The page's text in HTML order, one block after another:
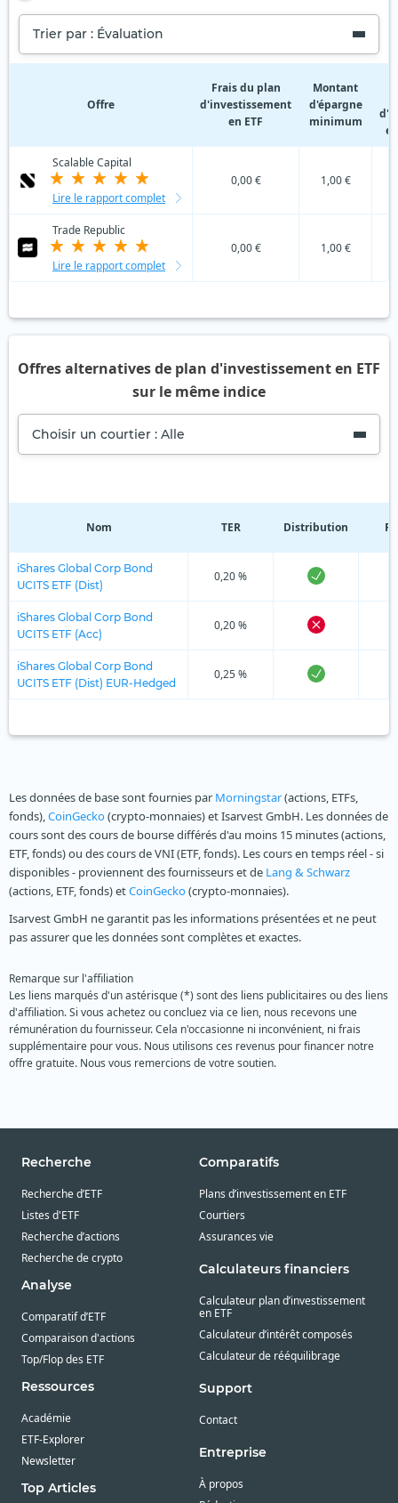
Trier par : Évaluation
Offre
Frais du plan
d'investissement
en ETF
Montant
d'épargne
minimum
Scalable Capital
Lire le rapport complet
0,00 € 1,00 €
Trade Republic
Lire le rapport complet
0,00 € 1,00 €
Offres alternatives de plan d'investissement en ETF
sur le même indice
Choisir un courtier : Alle
Nom TER Distribution
iShares Global Corp Bond
UCITS ETF (Dist)
0,20 %
iShares Global Corp Bond
UCITS ETF (Acc)
0,20 %
iShares Global Corp Bond
UCITS ETF (Dist) EUR-Hedged
0,25 %
Les données de base sont fournies par Morningstar(actions, ETFs,
fonds), CoinGecko(crypto-monnaies) et Isarvest GmbH. Les données de
cours sont des cours de bourse différés d'au moins 15 minutes (actions,
ETF, fonds) ou des cours de VNI (ETF, fonds). Les cours en temps réel - si
disponibles - proviennent des fournisseurs et de Lang & Schwarz
(actions, ETF, fonds) etCoinGecko(crypto-monnaies).
Isarvest GmbH ne garantit pas les informations présentées et ne peut
pas assurer que les données sont complètes et exactes.
Remarque sur l'affiliation
Les liens marqués d'un astérisque (*) sont des liens publicitaires ou des liens
d'affiliation. Si vous achetez ou concluez via ce lien, nous recevons une
rémunération du fournisseur. Cela n'occasionne ni inconvénient, ni frais
supplémentaire pour vous. Nous utilisons ces revenus pour financer notre
offre gratuite. Nous vous remercions de votre soutien.
Recherche
Recherche d’ETF
Listes d'ETF
Recherche d’actions
Recherche de crypto
Analyse
Comparatif d’ETF
Comparaison d'actions
Top/Flop des ETF
Ressources
Académie
ETF-Explorer
Newsletter
Top Articles
Comparatifs
Plans d’investissement en ETF
Courtiers
Assurances vie
Calculateurs financiers
Calculateur plan d’investissement
en ETF
Calculateur d’intérêt composés
Calculateur de rééquilibrage
Support
Contact
Entreprise
À propos